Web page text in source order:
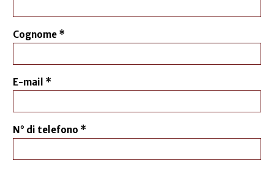
Cognome *
E-mail *
N° di telefono *